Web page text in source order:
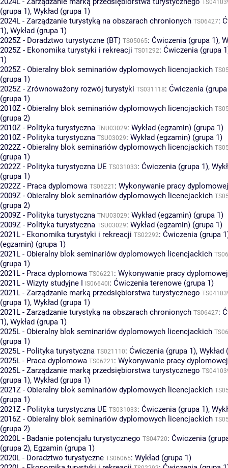
(grupa 1), Wykład (grupa 1)
2024L - Zarządzanie turystyką na obszarach chronionych TS06427:
1), Wykład (grupa 1)
2025Z - Doradztwo turystyczne (BT) TS05065: Ćwiczenia (grupa 1),
2025Z - Ekonomika turystyki i rekreacji TS01292: Ćwiczenia (grupa
1)
2025Z - Obieralny blok seminariów dyplomowych licencjackich
(grupa 1)
2025Z - Zrównoważony rozwój turystyki TS031118: Ćwiczenia
(grupa 1)
2010Z - Obieralny blok seminariów dyplomowych licencjackich
(grupa 2)
2010Z - Polityka turystyczna TNU03029: Wykład (egzamin) (grupa 1)
2010Z - Polityka turystyczna TSU03029: Wykład (egzamin) (grupa 1)
2022Z - Obieralny blok seminariów dyplomowych licencjackich
(grupa 1)
2022Z - Polityka turystyczna UE TS031033: Ćwiczenia (grupa 1),
(grupa 1)
2022Z - Praca dyplomowa TS06221 : Wykonywanie pracy
2009Z - Obieralny blok seminariów dyplomowych licencjackich
(grupa 2)
2009Z - Polityka turystyczna TNU03029: Wykład (egzamin) (grupa 1)
2009Z - Polityka turystyczna TSU03029: Wykład (egzamin) (grupa 1)
2021L - Ekonomika turystyki i rekreacji TS02292: Ćwiczenia (grupa
(egzamin) (grupa 1)
2021L - Obieralny blok seminariów dyplomowych licencjackich
(grupa 1)
2021L - Praca dyplomowa TS06221 : Wykonywanie pracy
2021L - Wizyty studyjne I
IS06640I : Ćwiczenia terenowe (grupa 1)
2021L - Zarządzanie marką przedsiębiorstwa turystycznego
(grupa 1), Wykład (grupa 1)
2021L - Zarządzanie turystyką na obszarach chronionych TS06427:
1), Wykład (grupa 1)
2025L - Obieralny blok seminariów dyplomowych licencjackich
(grupa 1)
2025L - Polityka turystyczna TS021110: Ćwiczenia (grupa 1), Wykład
2025L - Praca dyplomowa TS06221 : Wykonywanie pracy
2025L - Zarządzanie marką przedsiębiorstwa turystycznego
(grupa 1), Wykład (grupa 1)
2021Z - Obieralny blok seminariów dyplomowych licencjackich
(grupa 1)
2021Z - Polityka turystyczna UE TS031033: Ćwiczenia (grupa 1),
2016Z - Obieralny blok seminariów dyplomowych licencjackich
(grupa 2)
2020L - Badanie potencjału turystycznego TS04720: Ćwiczenia
(grupa 2), Egzamin (grupa 1)
2020L - Doradztwo turystyczne TS06065: Wykład (grupa 1)